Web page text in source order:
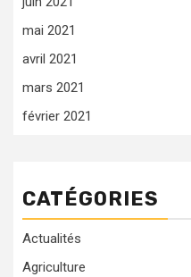
mai 2021
avril 2021
mars 2021
février 2021
CATÉGORIES
Actualités
Agriculture